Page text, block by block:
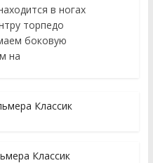
в ногах
торпедо
боковую
на
Классик
Классик